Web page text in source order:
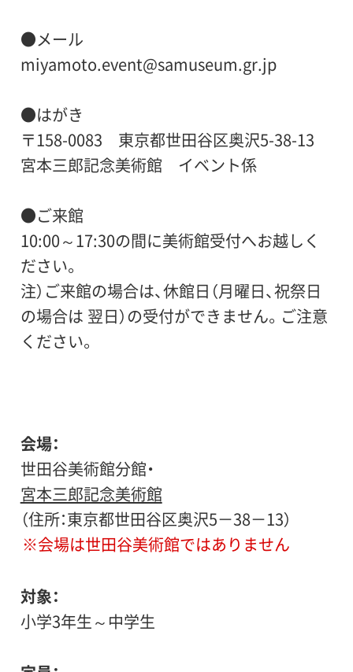
●メール
miyamoto.event@samuseum.gr.jp
●はがき
〒158-0083 東京都世田谷区奥沢5-38-13
宮本三郎記念美術館 イベント係
●ご来館
10:00～17:30の間に美術館受付へお越しく
ださい。
注）ご来館の場合は、休館日（月曜日、祝祭日
の場合は 翌日）の受付ができません。ご注意
ください。
会場
世田谷美術館分館・
宮本三郎記念美術館
（住所：東京都世田谷区奥沢5－38－13）
※会場は世田谷美術館ではありません
対象
小学3年生～中学生